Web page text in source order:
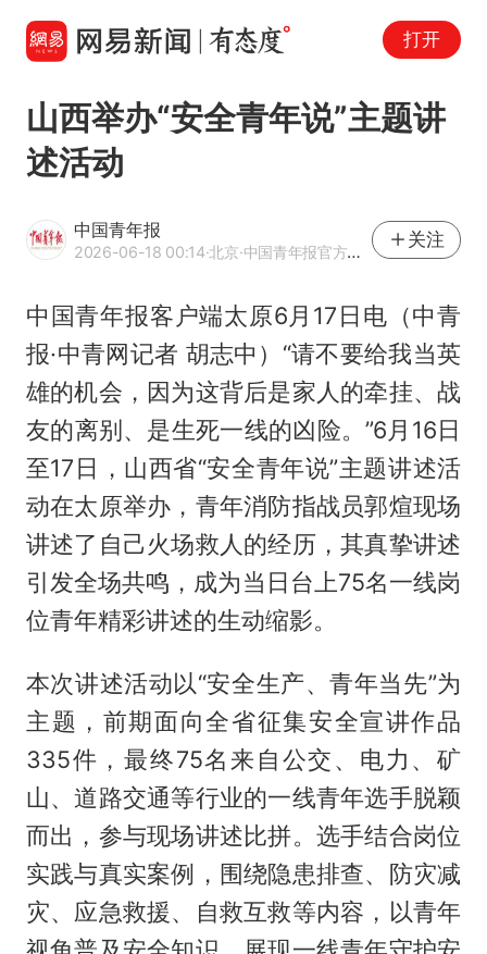
打开
山西举办“安全青年说”主题讲
述活动
中国青年报
2026-06-18 00:14·北京·中国青年报官方网易号
关注
中国青年报客户端太原6月17日电（中青
报·中青网记者 胡志中）“请不要给我当英
雄的机会，因为这背后是家人的牵挂、战
友的离别、是生死一线的凶险。”6月16日
至17日，山西省“安全青年说”主题讲述活
动在太原举办，青年消防指战员郭煊现场
讲述了自己火场救人的经历，其真挚讲述
引发全场共鸣，成为当日台上75名一线岗
位青年精彩讲述的生动缩影。
本次讲述活动以“安全生产、青年当先”为
主题，前期面向全省征集安全宣讲作品
335件，最终75名来自公交、电力、矿
山、道路交通等行业的一线青年选手脱颖
而出，参与现场讲述比拼。选手结合岗位
实践与真实案例，围绕隐患排查、防灾减
灾、应急救援、自救互救等内容，以青年